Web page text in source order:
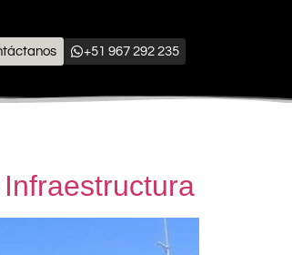
+51 967 292 235